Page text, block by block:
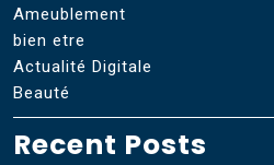
Ameublement
bien etre
Actualité Digitale
Beauté
Recent Posts